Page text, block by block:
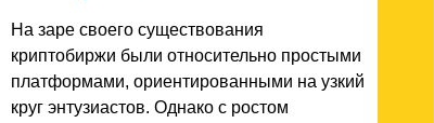
На заре своего существования
криптобиржи были относительно простыми
платформами, ориентированными на узкий
круг энтузиастов. Однако с ростом